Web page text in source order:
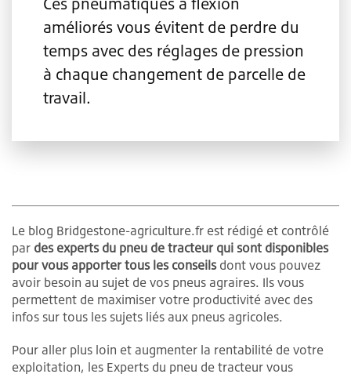
améliorés vous évitent de perdre du
temps avec des réglages de pression
à chaque changement de parcelle de
travail.
Le blog Bridgestone-agriculture.fr est rédigé et contrôlé
par des experts du pneu de tracteur qui sont disponibles
pour vous apporter tous les conseilsdont vous pouvez
avoir besoin au sujet de vos pneus agraires. Ils vous
permettent de maximiser votre productivité avec des
infos sur tous les sujets liés aux pneus agricoles.
Pour aller plus loin et augmenter la rentabilité de votre
exploitation, les Experts du pneu de tracteur vous